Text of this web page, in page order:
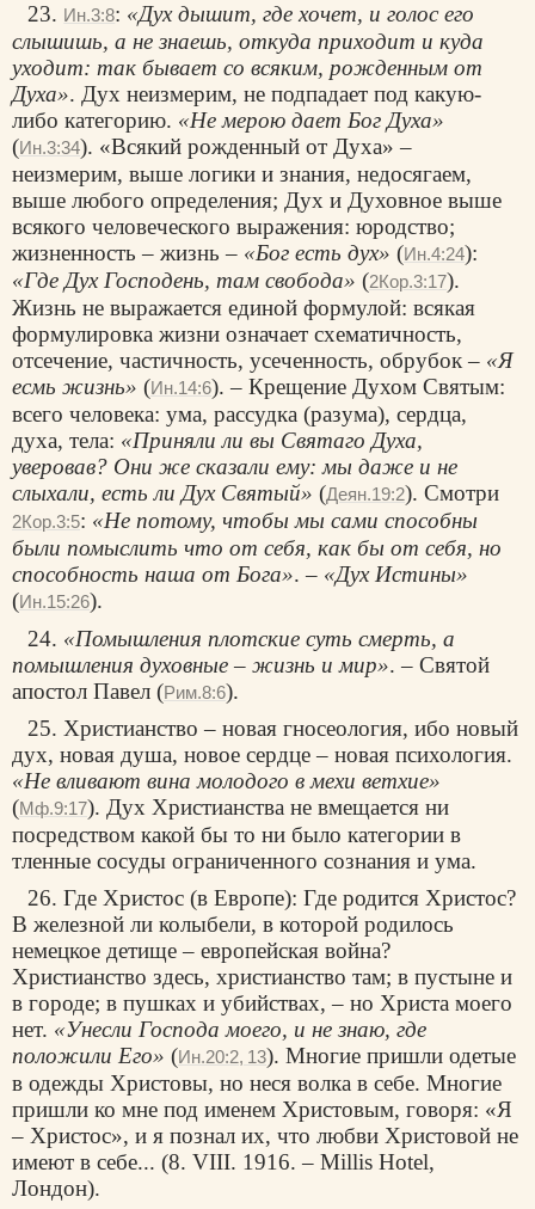
23. Ин.3:8: «Дух дышит, где хочет, и голос его
слышишь, а не знаешь, откуда приходит и куда
уходит: так бывает со всяким, рожденным от
Духа». Дух неизмерим, не подпадает под какую-
либо категорию. «Не мерою дает Бог Духа»
(Ин.3:34). «Всякий рожденный от Духа» –
неизмерим, выше логики и знания, недосягаем,
выше любого определения; Дух и Духовное выше
всякого человеческого выражения: юродство;
жизненность – жизнь – «Бог есть дух» (Ин.4:24):
«Где Дух Господень, там свобода» (2Кор.3:17).
Жизнь не выражается единой формулой: всякая
формулировка жизни означает схематичность,
отсечение, частичность, усеченность, обрубок – «Я
есмь жизнь» (Ин.14:6). – Крещение Духом Святым:
всего человека: ума, рассудка (разума), сердца,
духа, тела: «Приняли ли вы Святаго Духа,
уверовав? Они же сказали ему: мы даже и не
слыхали, есть ли Дух Святый» (Деян.19:2). Смотри
2Кор.3:5: «Не потому, чтобы мы сами способны
были помыслить что от себя, как бы от себя, но
способность наша от Бога». – «Дух Истины»
(Ин.15:26).
24. «Помышления плотские суть смерть, а
помышления духовные – жизнь и мир». – Святой
апостол Павел (Рим.8:6).
25. Христианство – новая гносеология, ибо новый
дух, новая душа, новое сердце – новая психология.
«Не вливают вина молодого в мехи ветхие»
(Мф.9:17). Дух Христианства не вмещается ни
посредством какой бы то ни было категории в
тленные сосуды ограниченного сознания и ума.
26. Где Христос (в Европе): Где родится Христос?
В железной ли колыбели, в которой родилось
немецкое детище – европейская война?
Христианство здесь, христианство там; в пустыне и
в городе; в пушках и убийствах, – но Христа моего
нет. «Унесли Господа моего, и не знаю, где
положили Его» (Ин.20:2, 13). Многие пришли одетые
в одежды Христовы, но неся волка в себе. Многие
пришли ко мне под именем Христовым, говоря: «Я
– Христос», и я познал их, что любви Христовой не
имеют в себе... (8. VIII. 1916. – Millis Hotel,
Лондон).